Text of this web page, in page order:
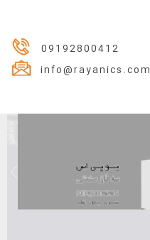
09192800412
info@rayanics.com